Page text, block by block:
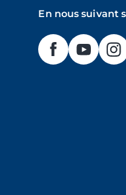
En nous suivant